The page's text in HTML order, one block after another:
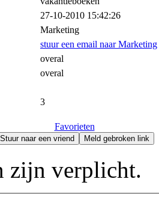
27-10-2010 15:42:26
Marketing
stuur een email naar Marketing
overal
overal
3
Favorieten
Stuur naar een vriend Meld gebroken link
zijn verplicht.